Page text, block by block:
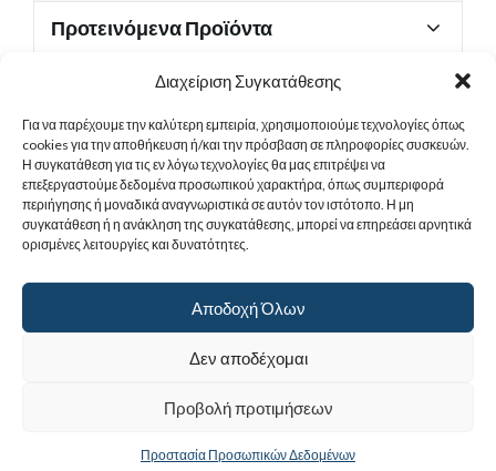
Διαχείριση Συγκατάθεσης
Για να παρέχουμε την καλύτερη εμπειρία, χρησιμοποιούμε τεχνολογίες όπως
cookies για την αποθήκευση ή/και την πρόσβαση σε πληροφορίες συσκευών.
Η συγκατάθεση για τις εν λόγω τεχνολογίες θα μας επιτρέψει να
επεξεργαστούμε δεδομένα προσωπικού χαρακτήρα, όπως συμπεριφορά
περιήγησης ή μοναδικά αναγνωριστικά σε αυτόν τον ιστότοπο. Η μη
συγκατάθεση ή η ανάκληση της συγκατάθεσης, μπορεί να επηρεάσει αρνητικά
ορισμένες λειτουργίες και δυνατότητες.
Αποδοχή Όλων
Δεν αποδέχομαι
Προβολή προτιμήσεων
Προστασία Προσωπικών Δεδομένων
Προτεινόμενα Προϊόντα
Χρήσιμα Έγγραφα
Sitemap
Στοιχεία Επικοινωνίας
Powered by |